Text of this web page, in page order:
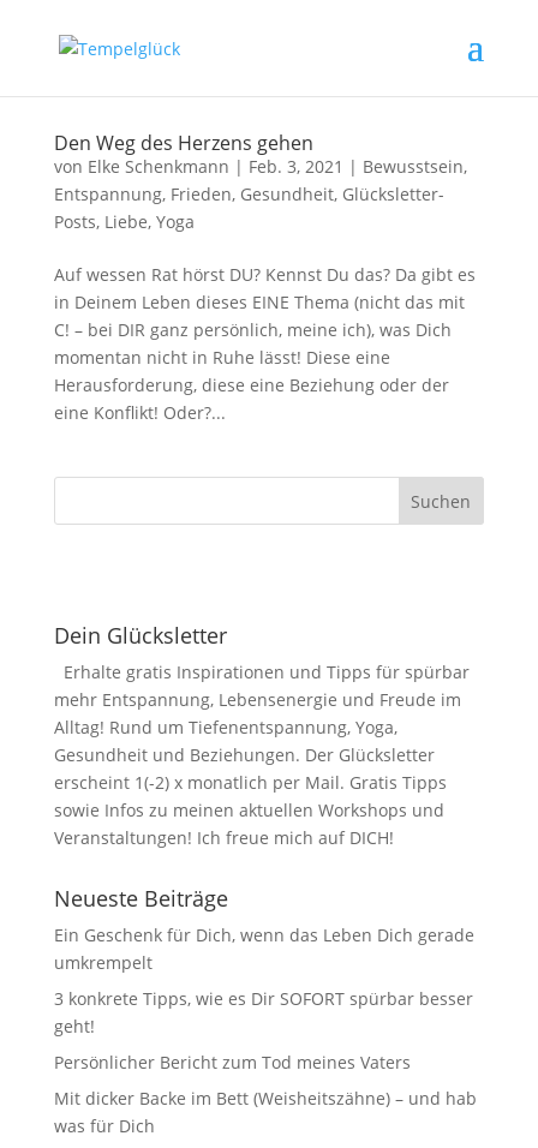
Den Weg des Herzens gehen
von Elke Schenkmann | Feb. 3, 2021 | Bewusstsein,
Entspannung, Frieden, Gesundheit, Glücksletter-
Posts, Liebe, Yoga
Auf wessen Rat hörst DU? Kennst Du das? Da gibt es
in Deinem Leben dieses EINE Thema (nicht das mit
C! – bei DIR ganz persönlich, meine ich), was Dich
momentan nicht in Ruhe lässt! Diese eine
Herausforderung, diese eine Beziehung oder der
eine Konflikt! Oder?...
Dein Glücksletter
Erhalte gratis Inspirationen und Tipps für spürbar
mehr Entspannung, Lebensenergie und Freude im
Alltag! Rund um Tiefenentspannung, Yoga,
Gesundheit und Beziehungen. Der Glücksletter
erscheint 1(-2) x monatlich per Mail. Gratis Tipps
sowie Infos zu meinen aktuellen Workshops und
Veranstaltungen! Ich freue mich auf DICH!
Neueste Beiträge
Ein Geschenk für Dich, wenn das Leben Dich gerade
umkrempelt
3 konkrete Tipps, wie es Dir SOFORT spürbar besser
geht!
Persönlicher Bericht zum Tod meines Vaters
Mit dicker Backe im Bett (Weisheitszähne) – und hab
was für Dich